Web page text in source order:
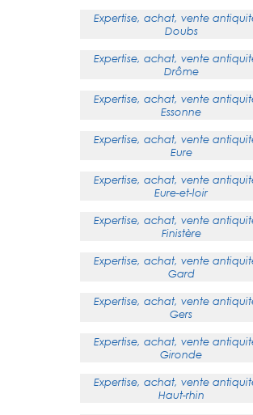
Expertise, achat, vente
Doubs
Expertise, achat, vente
Drôme
Expertise, achat, vente
Essonne
Expertise, achat, vente
Eure
Expertise, achat, vente
Eure-et-loir
Expertise, achat, vente
Finistère
Expertise, achat, vente
Gard
Expertise, achat, vente
Gers
Expertise, achat, vente
Gironde
Expertise, achat, vente
Haut-rhin